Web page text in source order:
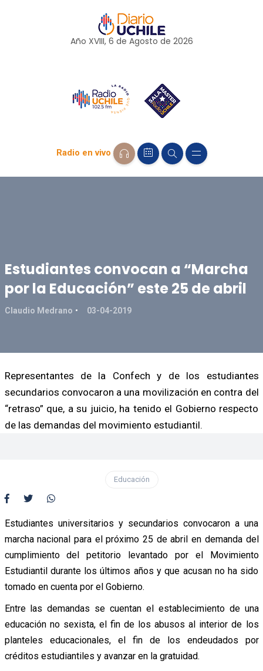
Año XVIII, 6 de Agosto de 2026
Radio en vivo
Estudiantes convocan a “Marcha
por la Educación” este 25 de abril
Claudio Medrano 03-04-2019
Representantes de la Confech y de los estudiantes
secundarios convocaron a una movilización en contra del
“retraso” que, a su juicio, ha tenido el Gobierno respecto
de las demandas del movimiento estudiantil.
Educación
Estudiantes universitarios y secundarios convocaron a una
marcha nacional para el próximo 25 de abril en demanda del
cumplimiento del petitorio levantado por el Movimiento
Estudiantil durante los últimos años y que acusan no ha sido
tomado en cuenta por el Gobierno.
Entre las demandas se cuentan el establecimiento de una
educación no sexista, el fin de los abusos al interior de los
planteles educacionales, el fin de los endeudados por
créditos estudiantiles y avanzar en la gratuidad.